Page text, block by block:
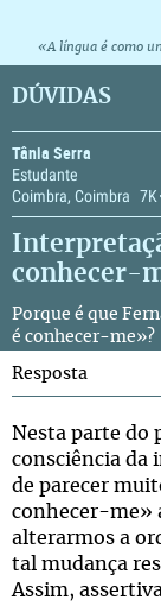
«A língua é como
DÚVIDAS
Tânia Serra
Estudante
Coimbra, Coimbra 7K
conhecer-
Porque é que
é conhecer-me»?
Resposta
Nesta parte do
consciência da
de parecer
conhecer-me»
alterarmos a
tal mudança
Assim,